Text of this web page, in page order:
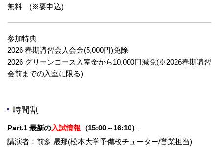
無料 (※要申込)
参加特典
2026 春期講習会入会金(5,000円)免除
2026 グリーンコース入室金から10,000円減免(※2026春期講習
会前までの入室に限る)
時間割
Part.1 最新の入試情報 （15:00～16:10）
講演者：前多 晟那(松本大学予備校チューター/営業担当)